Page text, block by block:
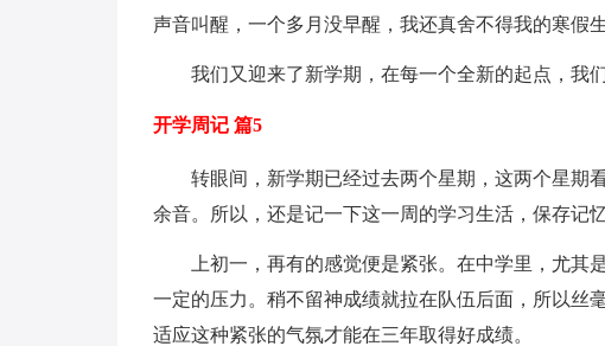
声音叫醒，一个多月没早醒，我还真舍不得我的寒假生
我们又迎来了新学期，在每一个全新的起点，我
开学周记 篇5
转眼间，新学期已经过去两个星期，这两个星期
余音。所以，还是记一下这一周的学习生活，保存记忆
上初一，再有的感觉便是紧张。在中学里，尤
一定的压力。稍不留神成绩就拉在队伍后面，所以丝
适应这种紧张的气氛才能在三年取得好成绩。